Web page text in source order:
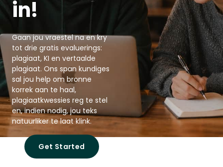
in!
Gaan jou vraestel na en kry
tot drie gratis evaluerings:
plagiaat, KI en vertaalde
plagiaat. Ons span kundiges
sal jou help om bronne
korrek aan te haal,
plagiaatkwessies reg te stel
en, indien nodig, jou teks
natuurliker te laat klink.
Get Started